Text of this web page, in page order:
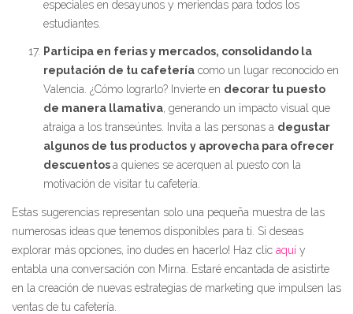
especiales en desayunos y meriendas para todos los
estudiantes.
Participa en ferias y mercados, consolidando la
reputación de tu cafetería como un lugar reconocido en
Valencia. ¿Cómo lograrlo? Invierte en decorar tu puesto
de manera llamativa , generando un impacto visual que
atraiga a los transeúntes. Invita a las personas a degustar
algunos de tus productos y aprovecha para ofrecer
descuentosa quienes se acerquen al puesto con la
motivación de visitar tu cafetería.
Estas sugerencias representan solo una pequeña muestra de las
numerosas ideas que tenemos disponibles para ti. Si deseas
explorar más opciones, ¡no dudes en hacerlo! Haz clic aquí y
entabla una conversación con Mirna. Estaré encantada de asistirte
en la creación de nuevas estrategias de marketing que impulsen las
ventas de tu cafetería.